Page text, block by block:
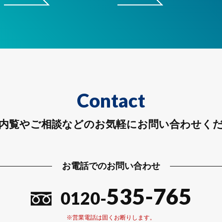
Contact
覧やご相談などのお気軽にお問い合わせく
お電話でのお問い合わせ
0120-535-765
※営業電話は固くお断りします。